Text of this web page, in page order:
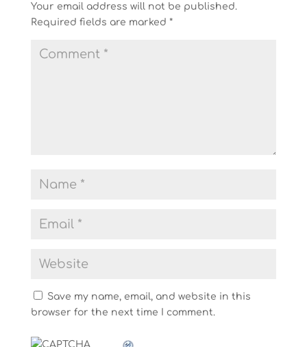
Your email address will not be published.
Required fields are marked *
Save my name, email, and website in this
browser for the next time I comment.